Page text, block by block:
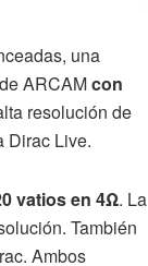
una
ARCAMcon
resolución de
Dirac Live.
vatios en 4Ω. La
También
Ambos